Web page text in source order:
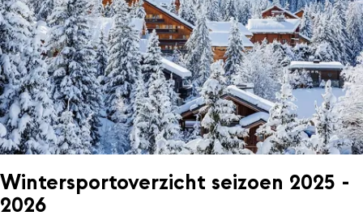
Wintersportoverzicht seizoen 2025 -
2026